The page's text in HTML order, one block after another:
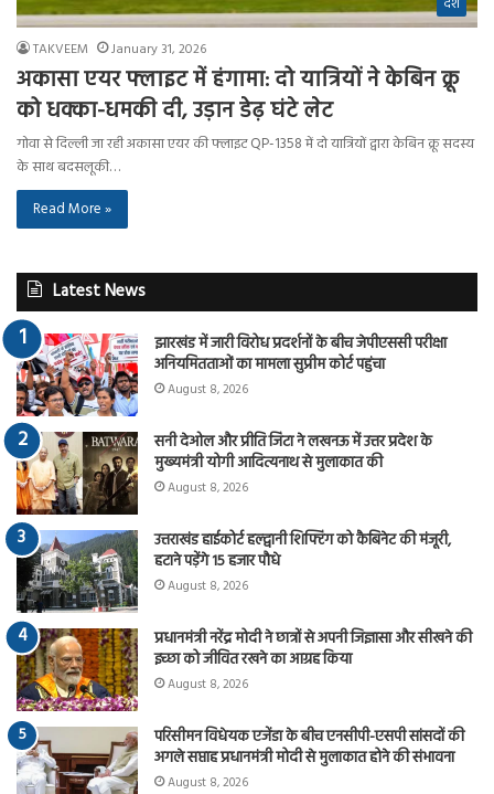
TAKVEEM January 31, 2026
अकासा एयर फ्लाइट में हंगामा: दो यात्रियों ने केबिन क्रू
को धक्का-धमकी दी, उड़ान डेढ़ घंटे लेट
गोवा से दिल्ली जा रही अकासा एयर की फ्लाइट QP-1358 में दो यात्रियों द्वारा केबिन क्रू सदस्य
के साथ बदसलूकी…
Read More »
Latest News
झारखंड में जारी विरोध प्रदर्शनों के बीच जेपीएससी परीक्षा
अनियमितताओं का मामला सुप्रीम कोर्ट पहुंचा
August 8, 2026
सनी देओल और प्रीति जिंटा ने लखनऊ में उत्तर प्रदेश के
मुख्यमंत्री योगी आदित्यनाथ से मुलाकात की
August 8, 2026
उत्तराखंड हाईकोर्ट हल्द्वानी शिफ्टिंग को कैबिनेट की मंजूरी,
हटाने पड़ेंगे 15 हजार पौधे
August 8, 2026
प्रधानमंत्री नरेंद्र मोदी ने छात्रों से अपनी जिज्ञासा और सीखने की
इच्छा को जीवित रखने का आग्रह किया
August 8, 2026
परिसीमन विधेयक एजेंडा के बीच एनसीपी-एसपी सांसदों की
अगले सप्ताह प्रधानमंत्री मोदी से मुलाकात होने की संभावना
August 8, 2026